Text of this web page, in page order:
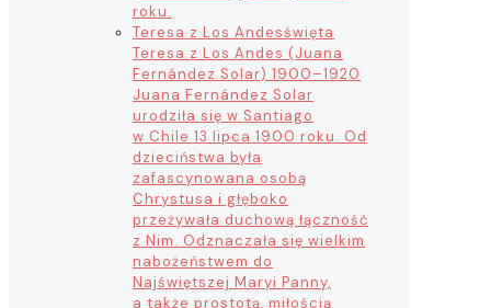
roku.
Teresa z Los Andesświęta
Teresa z Los Andes (Juana
Fernández Solar) 1900–1920
Juana Fernández Solar
urodziła się w Santiago
w Chile 13 lipca 1900 roku. Od
dzieciństwa była
zafascynowana osobą
Chrystusa i głęboko
przeżywała duchową łączność
z Nim. Odznaczała się wielkim
nabożeństwem do
Najświętszej Maryi Panny,
a także prostotą, miłością